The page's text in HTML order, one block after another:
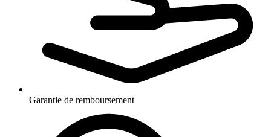
Garantie de remboursement